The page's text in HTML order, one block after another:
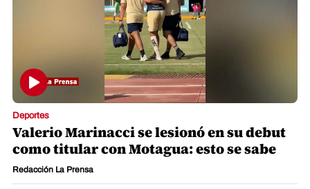
Deportes
Valerio Marinacci se lesionó en su debut
como titular con Motagua: esto se sabe
Redacción La Prensa